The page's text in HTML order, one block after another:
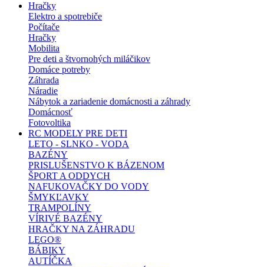
Hračky
Elektro a spotrebiče
Počítače
Hračky
Mobilita
Pre deti a štvornohých miláčikov
Domáce potreby
Záhrada
Náradie
Nábytok a zariadenie domácnosti a záhrady
Domácnosť
Fotovoltika
RC MODELY PRE DETI
LETO - SLNKO - VODA
BAZÉNY
PRISLUŠENSTVO K BÁZENOM
ŠPORT A ODDYCH
NAFUKOVAČKY DO VODY
ŠMYKĽAVKY
TRAMPOLÍNY
VÍRIVÉ BAZÉNY
HRAČKY NA ZÁHRADU
LEGO®
BÁBIKY
AUTÍČKA